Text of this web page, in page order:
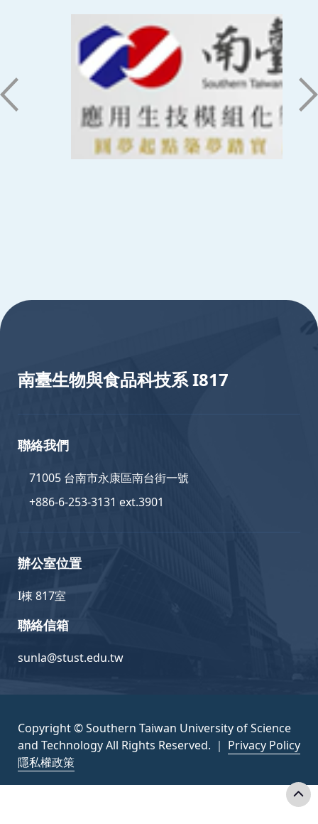
南臺生物與食品科技系 I817
聯絡我們
71005 台南市永康區南台街一號
+886-6-253-3131 ext.3901
辦公室位置
I棟 817室
聯絡信箱
sunla@stust.edu.tw
Copyright © Southern Taiwan University of Science
and Technology All Rights Reserved. ｜ Privacy Policy
隱私權政策